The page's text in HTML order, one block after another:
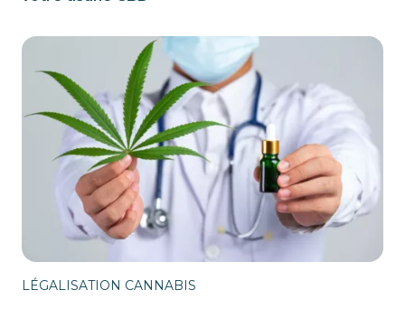
LÉGALISATION CANNABIS